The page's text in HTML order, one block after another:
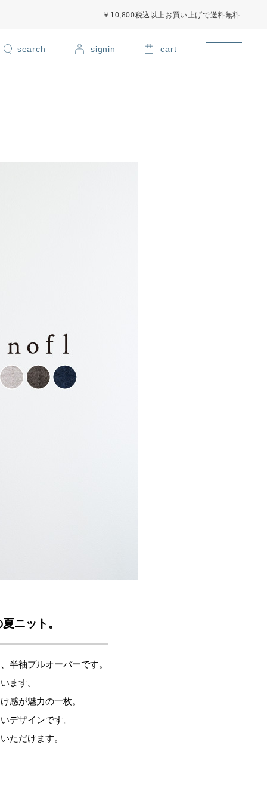
￥10,800税込以上お買い上げで送料無料
signin cart
ニット。
半袖プルオーバーです。
ます。
感が魅力の一枚。
デザインです。
ただけます。